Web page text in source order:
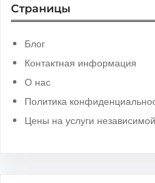
Страницы
Блог
Контактная информация
О нас
Политика
Цены на услуги